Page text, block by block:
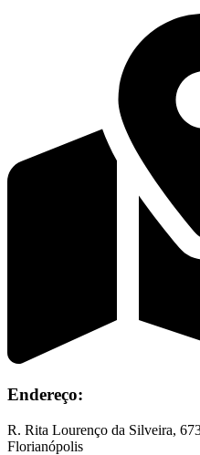
Endereço:
R. Rita Lourenço da Silveira,
Florianópolis